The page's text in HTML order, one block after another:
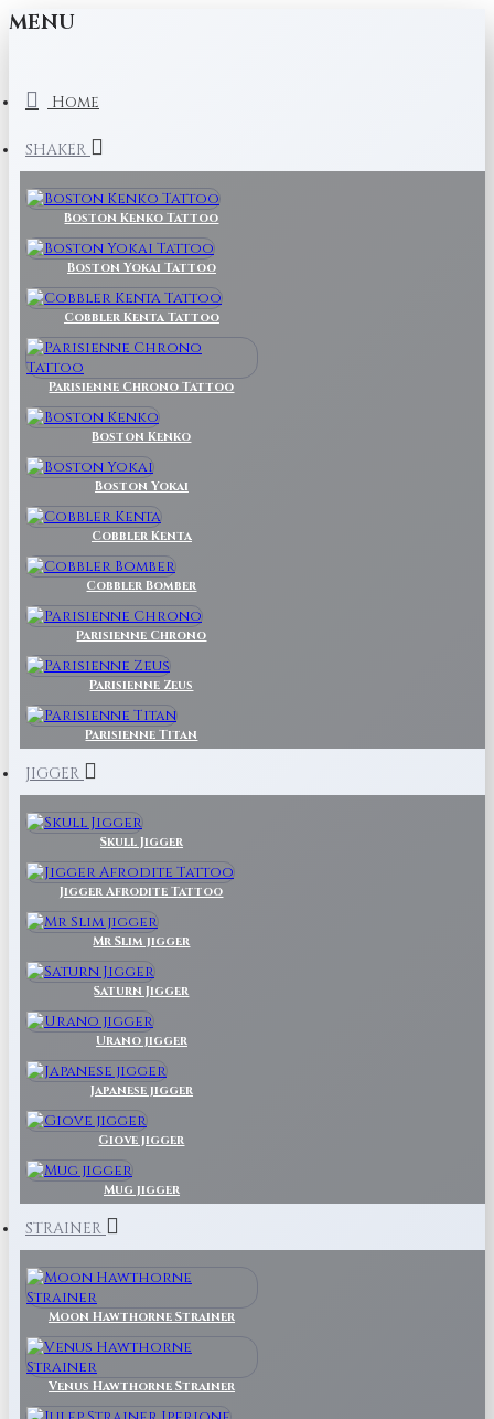
MENU
Home
SHAKER
Boston Kenko Tattoo
Boston Yokai Tattoo
Cobbler Kenta Tattoo
Parisienne Chrono Tattoo
Boston Kenko
Boston Yokai
Cobbler Kenta
Cobbler Bomber
Parisienne Chrono
Parisienne Zeus
Parisienne Titan
JIGGER
Skull Jigger
Jigger Afrodite Tattoo
Mr Slim jigger
Saturn Jigger
Urano jigger
Japanese jigger
Giove jigger
Mug jigger
STRAINER
Moon Hawthorne Strainer
Venus Hawthorne Strainer